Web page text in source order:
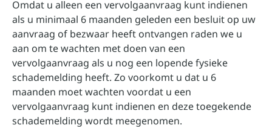
Omdat u alleen een vervolgaanvraag kunt indienen
als u minimaal 6 maanden geleden een besluit op uw
aanvraag of bezwaar heeft ontvangen raden we u
aan om te wachten met doen van een
vervolgaanvraag als u nog een lopende fysieke
schademelding heeft. Zo voorkomt u dat u 6
maanden moet wachten voordat u een
vervolgaanvraag kunt indienen en deze toegekende
schademelding wordt meegenomen.